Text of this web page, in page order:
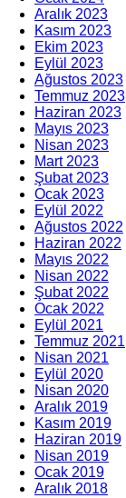
Aralık 2023
Kasım 2023
Ekim 2023
Eylül 2023
Ağustos 2023
Temmuz 2023
Haziran 2023
Mayıs 2023
Nisan 2023
Mart 2023
Şubat 2023
Ocak 2023
Eylül 2022
Ağustos 2022
Haziran 2022
Mayıs 2022
Nisan 2022
Şubat 2022
Ocak 2022
Eylül 2021
Temmuz 2021
Nisan 2021
Eylül 2020
Nisan 2020
Aralık 2019
Kasım 2019
Haziran 2019
Nisan 2019
Ocak 2019
Aralık 2018